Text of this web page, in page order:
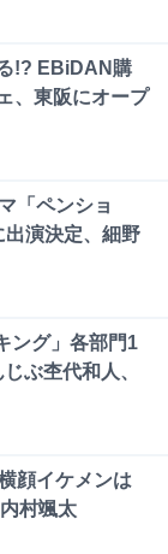
!? EBiDAN購
、東阪にオープ
「ペンショ
出演決定、細野
ング」各部門1
ぶ杢代和人、
顔イケメンは
村颯太